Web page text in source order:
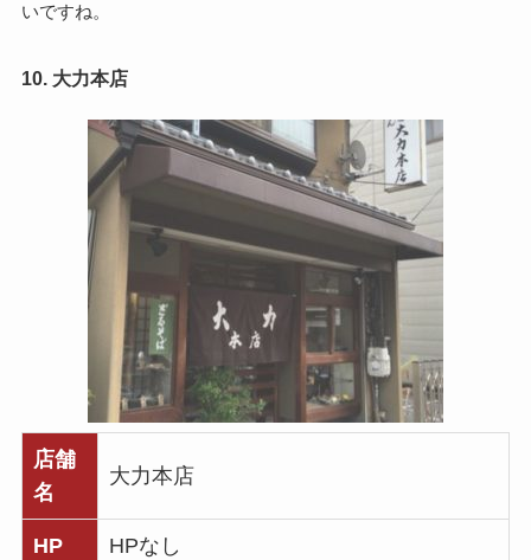
いですね。
10. 大力本店
店舗
名
大力本店
HP HPなし